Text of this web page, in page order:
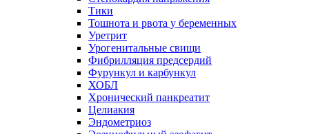
Тики
Тошнота и рвота у беременных
Уретрит
Урогенитальные свищи
Фибрилляция предсердий
Фурункул и карбункул
ХОБЛ
Хронический панкреатит
Целиакия
Эндометриоз